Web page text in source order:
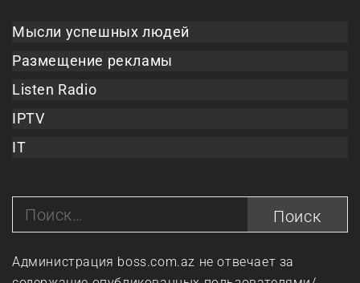
Мысли успешных людей
Размещение рекламы
Listen Radio
IPTV
IT
Найти:
Администрация boss.com.az не отвечает за